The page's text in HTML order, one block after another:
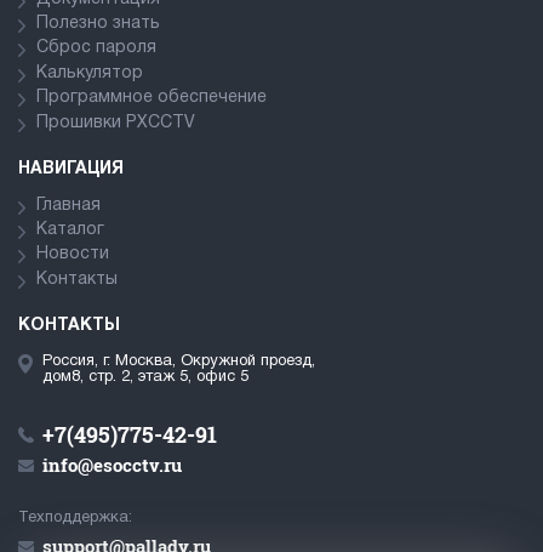
Полезно знать
Сброс пароля
Калькулятор
Программное обеспечение
Прошивки PXCCTV
НАВИГАЦИЯ
Главная
Каталог
Новости
Контакты
КОНТАКТЫ
Россия, г. Москва, Окружной проезд,
дом8, стр. 2, этаж 5, офис 5
+7(495)775-42-91
info@esocctv.ru
Техподдержка:
support@pallady.ru